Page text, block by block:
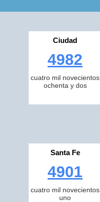
Ciudad
4982
cuatro mil novecientos
ochenta y dos
Santa Fe
4901
cuatro mil novecientos
uno